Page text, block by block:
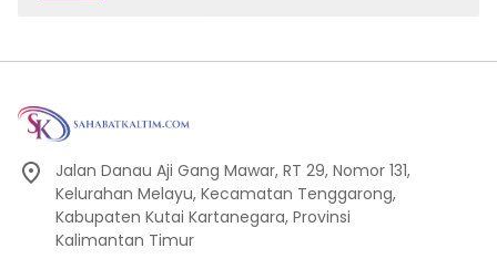
Jalan Danau Aji Gang Mawar, RT 29, Nomor 131,
Kelurahan Melayu, Kecamatan Tenggarong,
Kabupaten Kutai Kartanegara, Provinsi
Kalimantan Timur